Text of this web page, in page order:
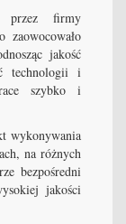
przez firmy
zaowocowało
jakość
technologii i
szybko i
wykonywania
na różnych
bezpośredni
jakości